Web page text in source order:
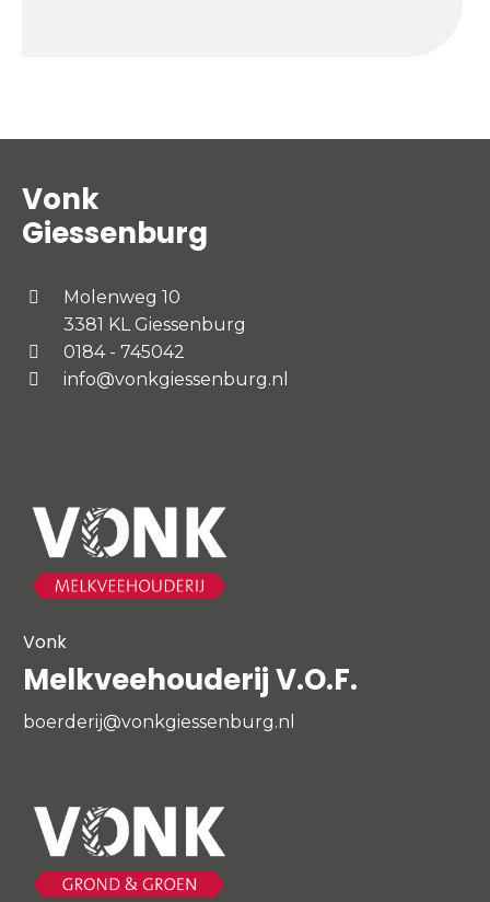
Vonk
Giessenburg
Molenweg 10
3381 KL Giessenburg
0184 - 745042
info@vonkgiessenburg.nl
Vonk
Melkveehouderij V.O.F.
boerderij@vonkgiessenburg.nl